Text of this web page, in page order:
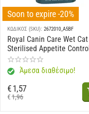
Soon to expire -20%
ΚΩΔΙΚΟΣ (SKU): 2672010_A5BF
Royal Canin Care Wet Cat
Sterilised Appetite Control
Jelly 85gr
Άμεσα διαθέσιμο!
€1,96
€1,57